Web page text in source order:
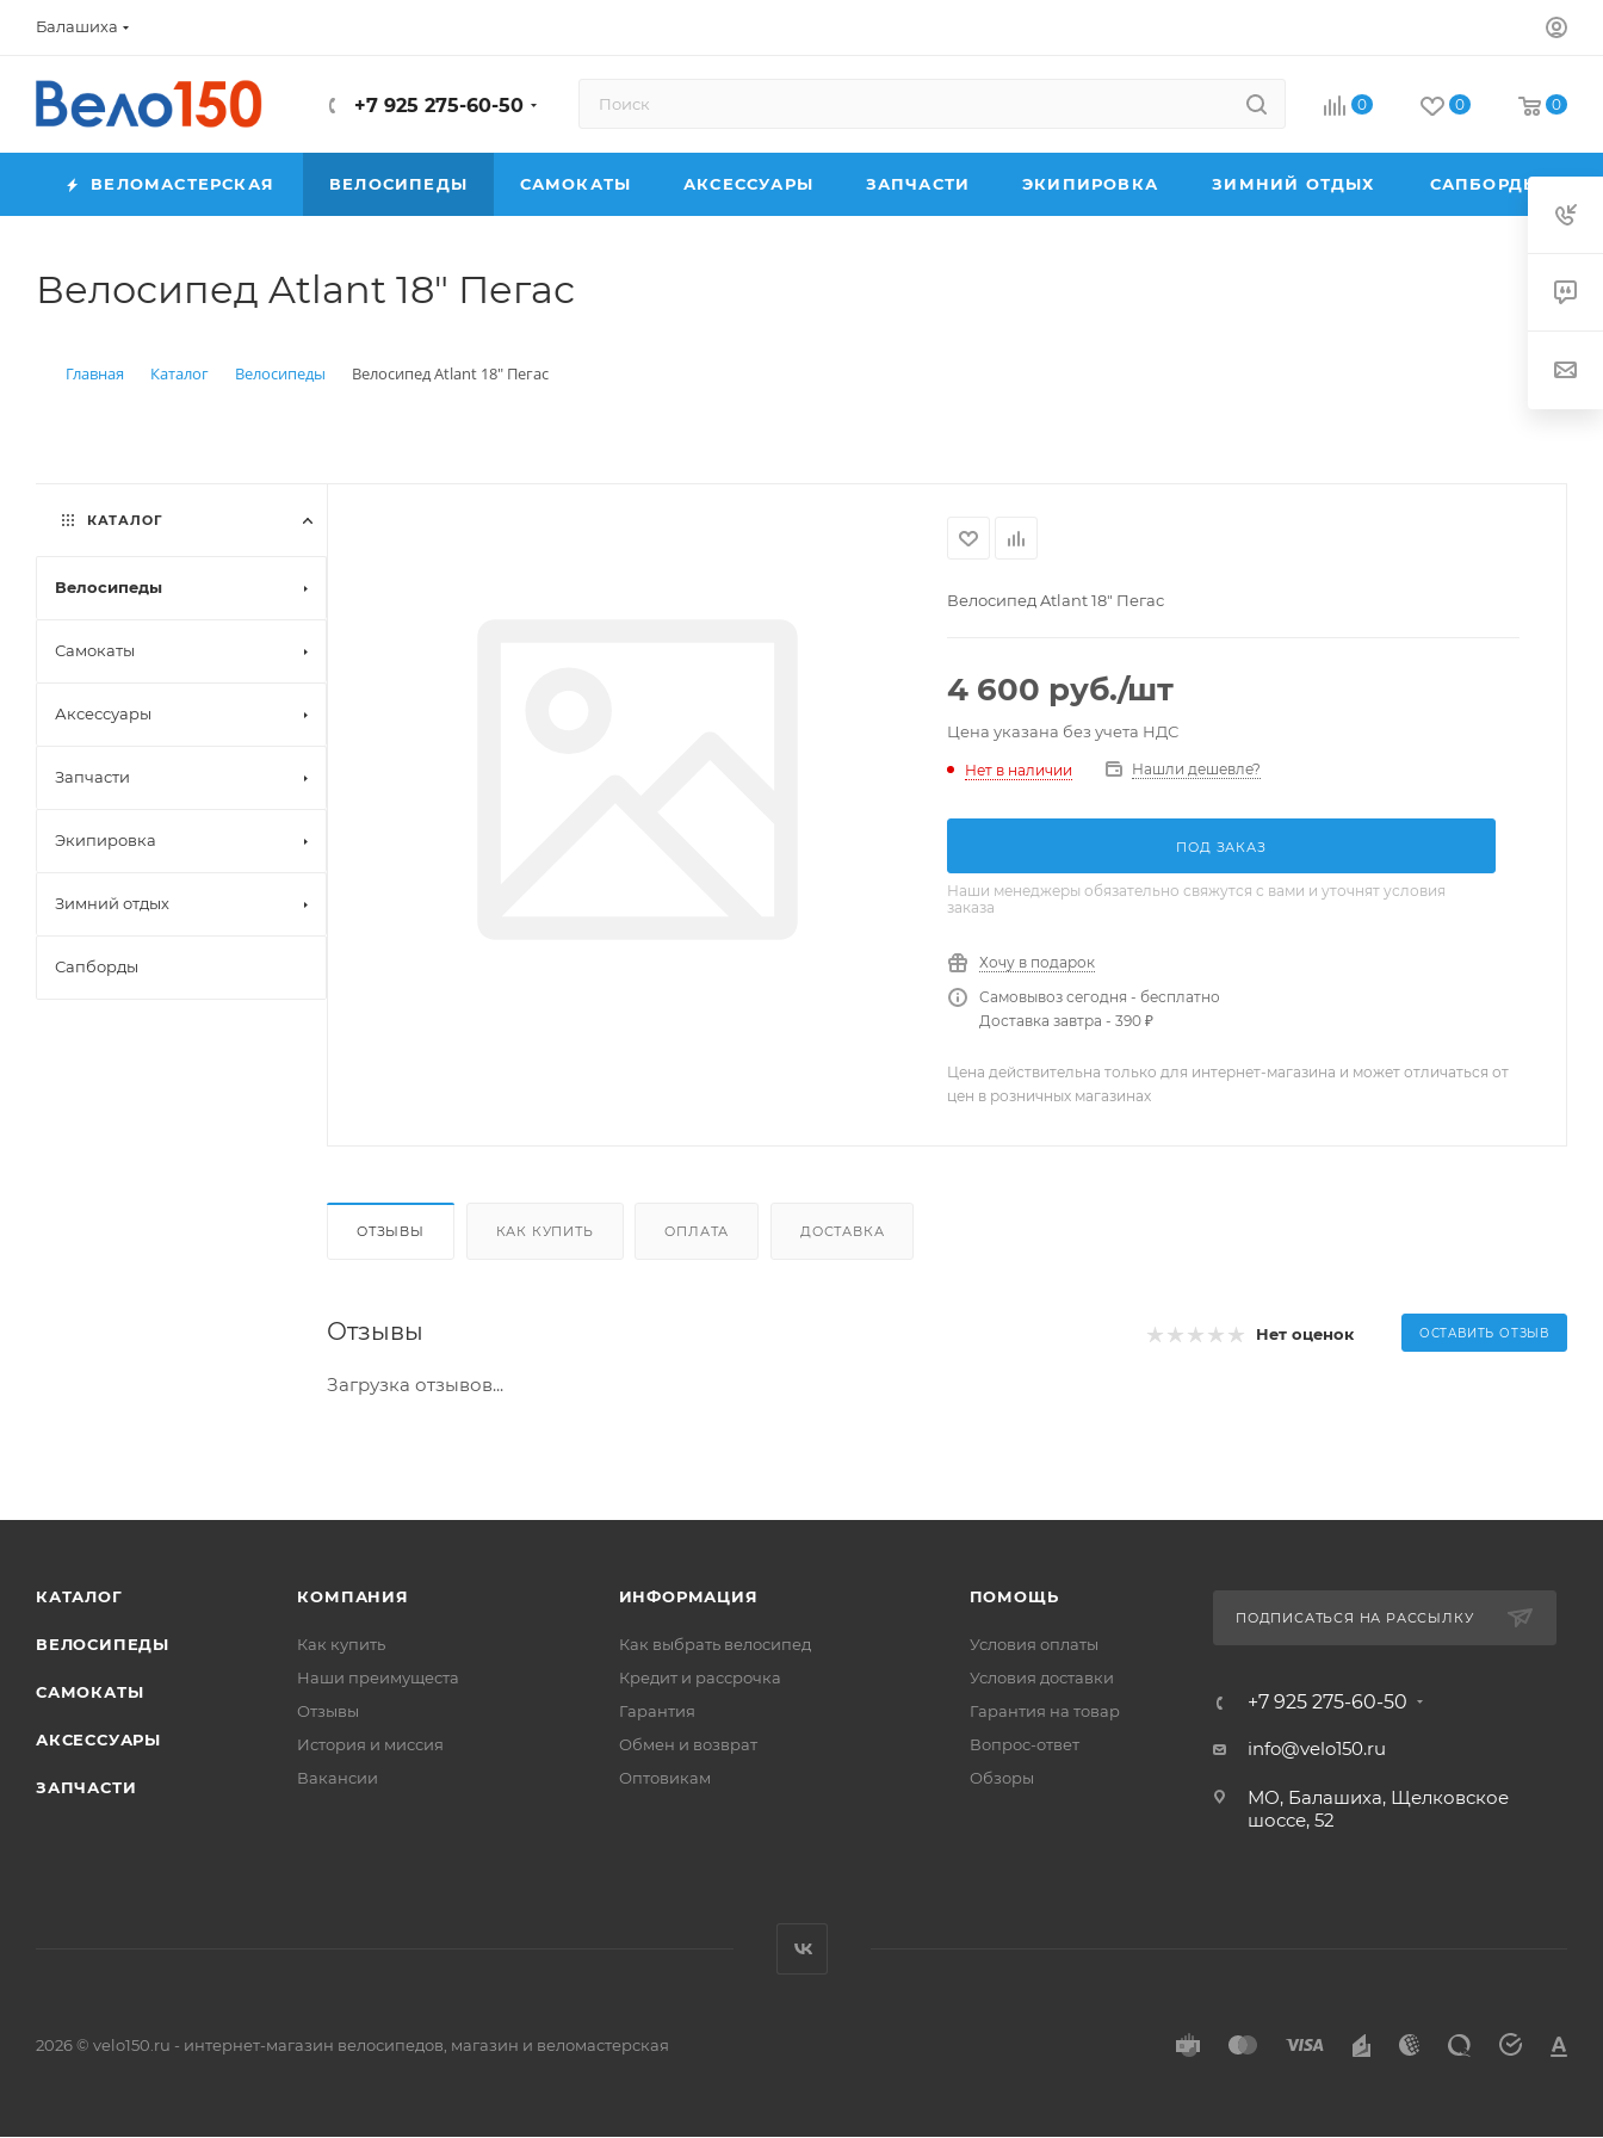
Балашиха
+7 925 275-60-50 0 0 0
ВЕЛОМАСТЕРСКАЯ ВЕЛОСИПЕДЫ САМОКАТЫ АКСЕССУАРЫ ЗАПЧАСТИ ЭКИПИРОВКА ЗИМНИЙ ОТДЫХ САПБОРДЫ
Велосипед Atlant 18" Пегас
Главная Каталог Велосипеды Велосипед Atlant 18" Пегас
Велосипед Atlant 18" Пегас
4 600 руб./шт
Цена указана без учета НДС
Нет в наличии Нашли дешевле?
ПОД ЗАКАЗ
Наши менеджеры обязательно свяжутся с вами и уточнят условия
заказа
Хочу в подарок
Самовывоз сегодня - бесплатно
Доставка завтра - 390 ₽
Цена действительна только для интернет-магазина и может отличаться от
цен в розничных магазинах
ОТЗЫВЫ КАК КУПИТЬ ОПЛАТА ДОСТАВКА
Отзывы Нет оценок ОСТАВИТЬ ОТЗЫВ
Загрузка отзывов...
КАТАЛОГ
Велосипеды
Самокаты
Аксессуары
Запчасти
Экипировка
Зимний отдых
Сапборды
КАТАЛОГ
ВЕЛОСИПЕДЫ
САМОКАТЫ
АКСЕССУАРЫ
ЗАПЧАСТИ
КОМПАНИЯ
Как купить
Наши преимущеста
Отзывы
История и миссия
Вакансии
ИНФОРМАЦИЯ
Как выбрать велосипед
Кредит и рассрочка
Гарантия
Обмен и возврат
Оптовикам
ПОМОЩЬ
Условия оплаты
Условия доставки
Гарантия на товар
Вопрос-ответ
Обзоры
ПОДПИСАТЬСЯ НА РАССЫЛКУ
+7 925 275-60-50
info@velo150.ru
МО, Балашиха, Щелковское
шоссе, 52
2026 © velo150.ru - интернет-магазин велосипедов, магазин и веломастерская